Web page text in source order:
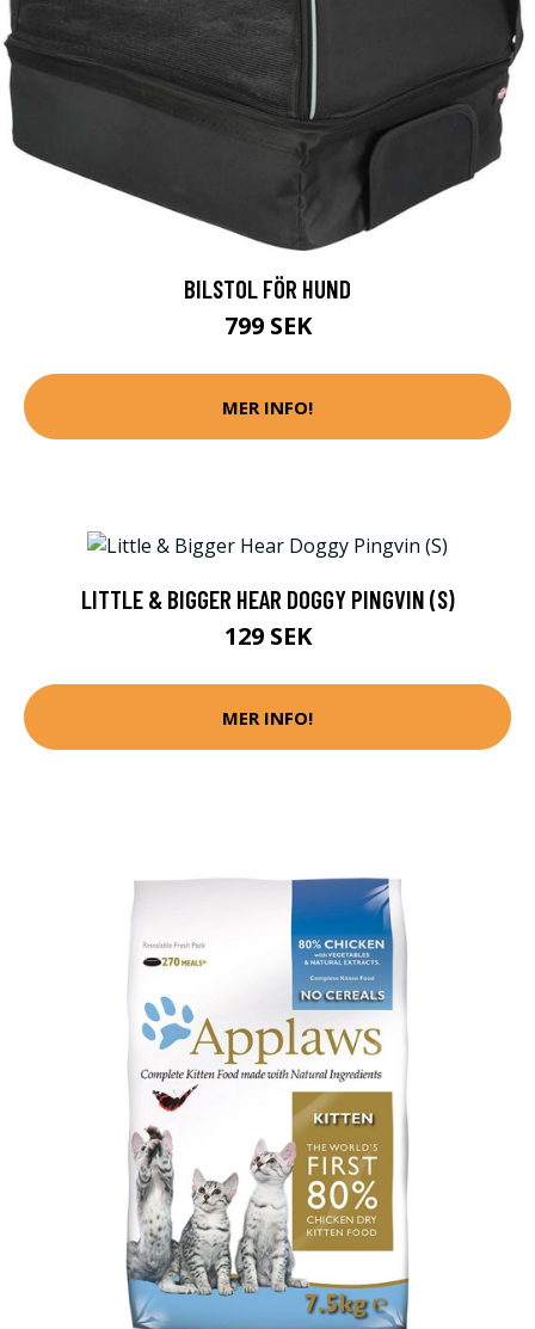
BILSTOL FÖR HUND
799 SEK
MER INFO!
LITTLE & BIGGER HEAR DOGGY PINGVIN (S)
129 SEK
MER INFO!